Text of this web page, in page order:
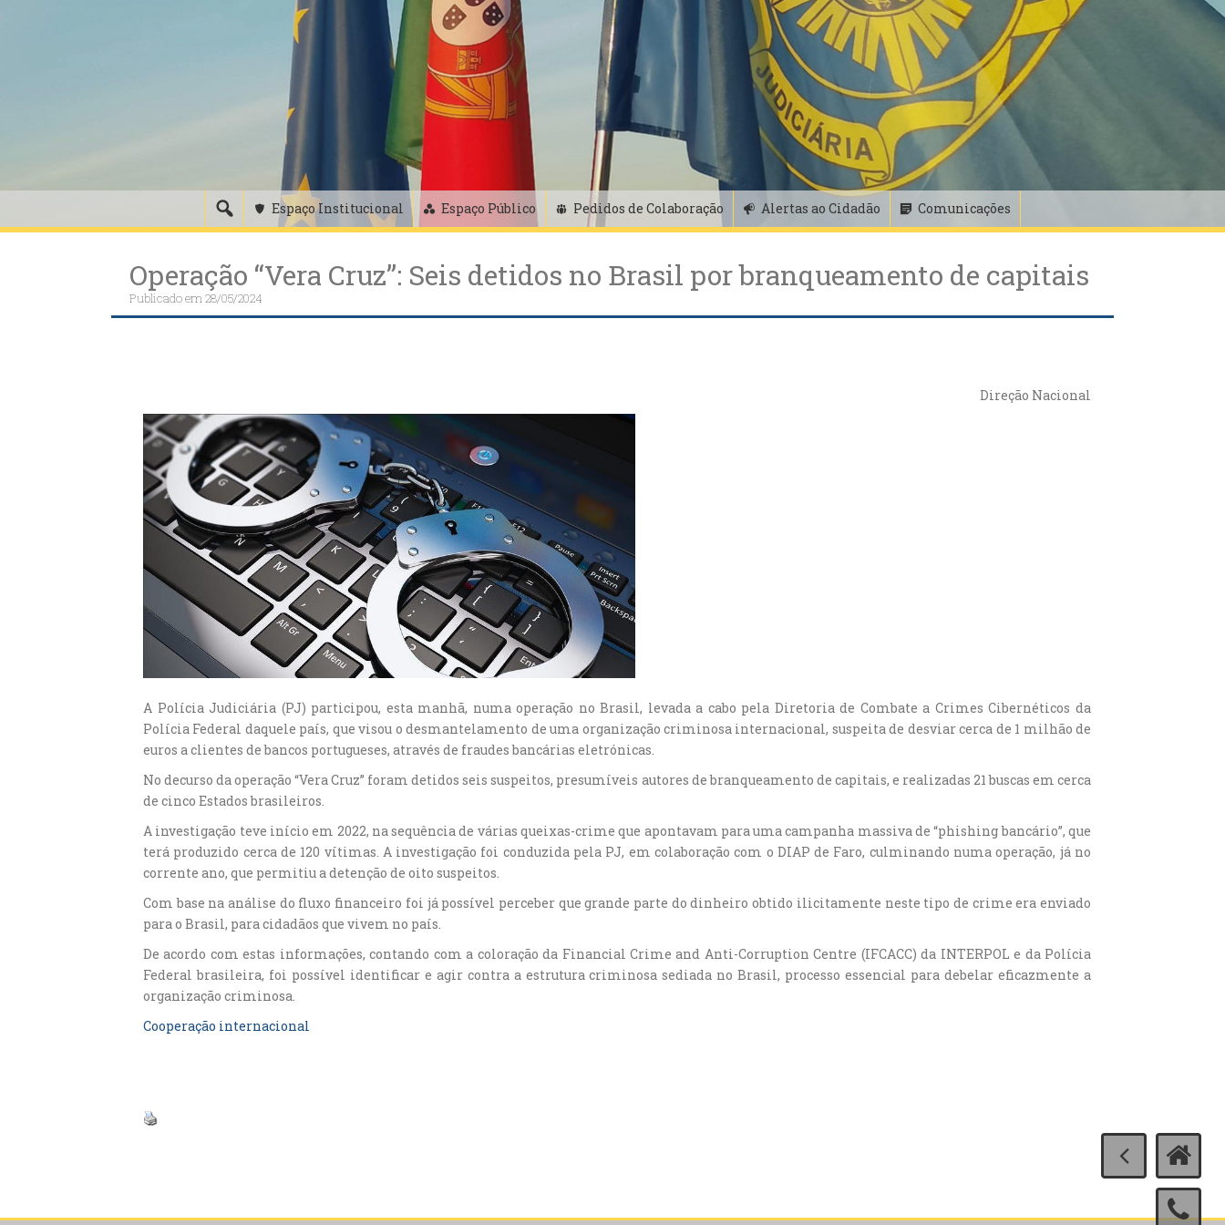
Espaço Institucional Espaço Público Pedidos de Colaboração Alertas ao Cidadão Comunicações
Operação “Vera Cruz”: Seis detidos no Brasil por branqueamento de capitais
Publicado em28/05/2024
Direção Nacional
A Polícia Judiciária (PJ) participou, esta manhã, numa operação no Brasil, levada a cabo pela Diretoria de Combate a Crimes Cibernéticos da
Polícia Federal daquele país, que visou o desmantelamento de uma organização criminosa internacional, suspeita de desviar cerca de 1 milhão de
euros a clientes de bancos portugueses, através de fraudes bancárias eletrónicas.
No decurso da operação “Vera Cruz” foram detidos seis suspeitos, presumíveis autores de branqueamento de capitais, e realizadas 21 buscas em cerca
de cinco Estados brasileiros.
A investigação teve início em 2022, na sequência de várias queixas-crime que apontavam para uma campanha massiva de “phishing bancário”, que
terá produzido cerca de 120 vítimas. A investigação foi conduzida pela PJ, em colaboração com o DIAP de Faro, culminando numa operação, já no
corrente ano, que permitiu a detenção de oito suspeitos.
Com base na análise do fluxo financeiro foi já possível perceber que grande parte do dinheiro obtido ilicitamente neste tipo de crime era enviado
para o Brasil, para cidadãos que vivem no país.
De acordo com estas informações, contando com a coloração da Financial Crime and Anti-Corruption Centre (IFCACC) da INTERPOL e da Polícia
Federal brasileira, foi possível identificar e agir contra a estrutura criminosa sediada no Brasil, processo essencial para debelar eficazmente a
organização criminosa.
Cooperação internacional